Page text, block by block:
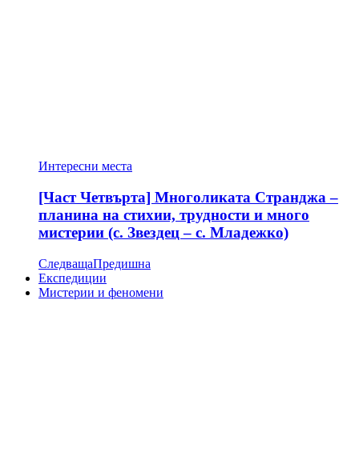
Интересни места
[Част Четвърта] Многоликата Странджа –
планина на стихии, трудности и много
мистерии (с. Звездец – с. Младежко)
СледващаПредишна
Експедиции
Мистерии и феномени